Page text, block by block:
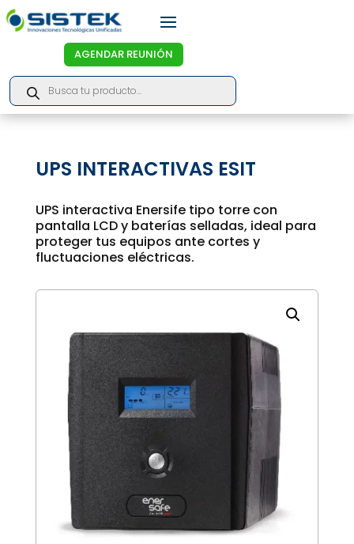
AGENDAR REUNIÓN
Products
search
UPS INTERACTIVAS ESIT
UPS interactiva Enersife tipo torre con
pantalla LCD y baterías selladas, ideal para
proteger tus equipos ante cortes y
fluctuaciones eléctricas.